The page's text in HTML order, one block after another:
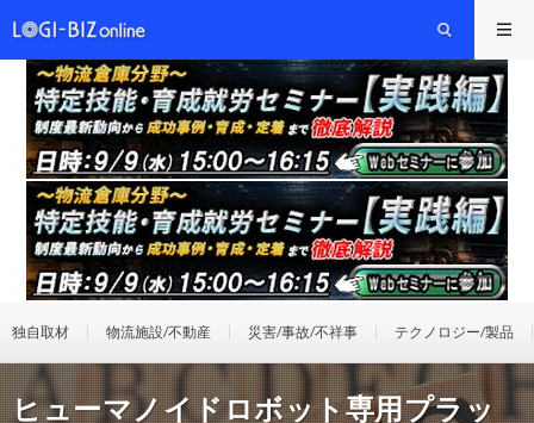
独自取材 物流施設/不動産 災害/事故/不祥事 テクノロジー/製品
ヒューマノイドロボット専用プラッ